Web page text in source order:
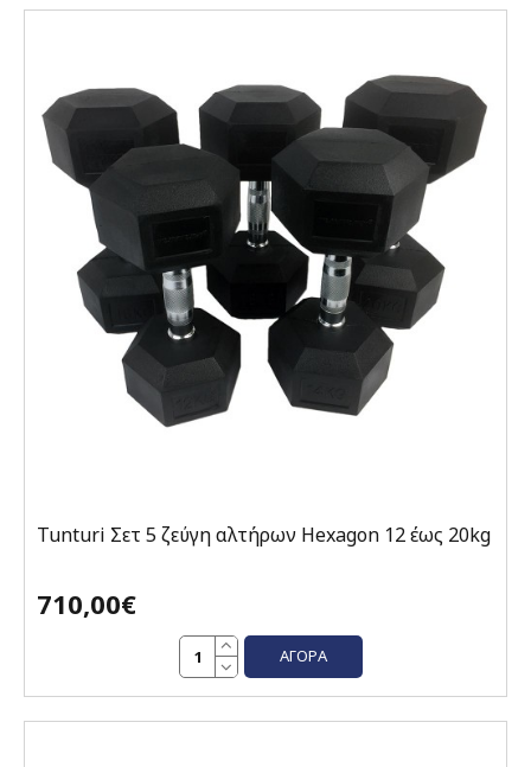
Tunturi Σετ 5 ζεύγη αλτήρων Hexagon 12 έως 20kg
710,00€
ΑΓΟΡΆ